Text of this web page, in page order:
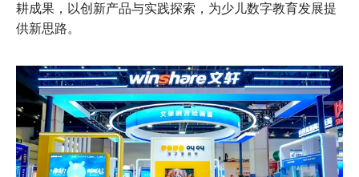
投资者关系
耕成果，以创新产品与实践探索，为少儿数字教育发展提
供新思路。